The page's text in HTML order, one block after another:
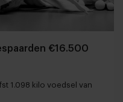
€16.500
1.098 kilo voedsel van